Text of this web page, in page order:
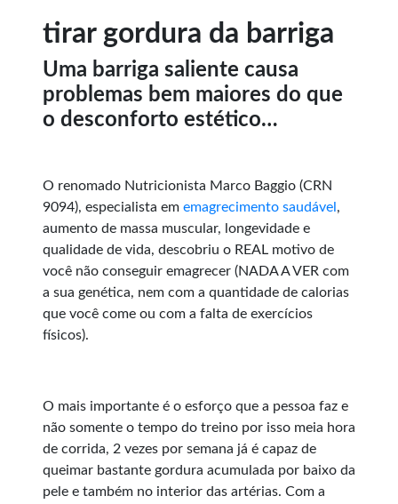
tirar gordura da barriga
Uma barriga saliente causa
problemas bem maiores do que
o desconforto estético…
O renomado Nutricionista Marco Baggio (CRN
9094), especialista em emagrecimento saudável ,
aumento de massa muscular, longevidade e
qualidade de vida, descobriu o REAL motivo de
você não conseguir emagrecer (NADA A VER com
a sua genética, nem com a quantidade de calorias
que você come ou com a falta de exercícios
físicos).
O mais importante é o esforço que a pessoa faz e
não somente o tempo do treino por isso meia hora
de corrida, 2 vezes por semana já é capaz de
queimar bastante gordura acumulada por baixo da
pele e também no interior das artérias. Com a